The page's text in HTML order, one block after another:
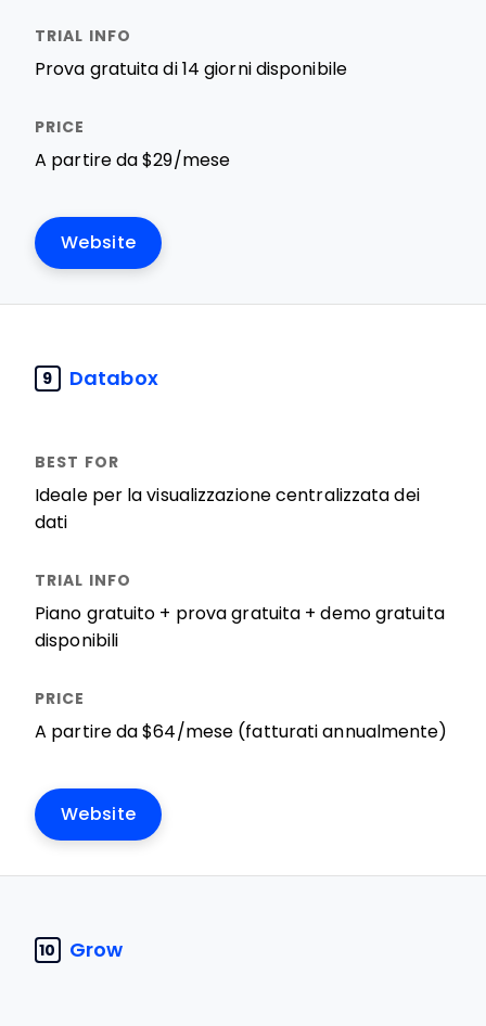
Prova gratuita di 14 giorni disponibile
A partire da $29/mese
Website
9 Databox
Ideale per la visualizzazione centralizzata dei
dati
Piano gratuito + prova gratuita + demo gratuita
disponibili
A partire da $64/mese (fatturati annualmente)
Website
10 Grow